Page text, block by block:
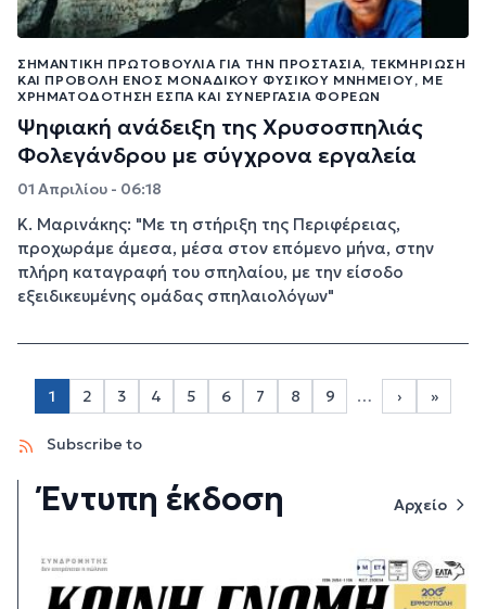
ΣΗΜΑΝΤΙΚΉ ΠΡΩΤΟΒΟΥΛΊΑ ΓΙΑ ΤΗΝ ΠΡΟΣΤΑΣΊΑ, ΤΕΚΜΗΡΊΩΣΗ
ΚΑΙ ΠΡΟΒΟΛΉ ΕΝΌΣ ΜΟΝΑΔΙΚΟΎ ΦΥΣΙΚΟΎ ΜΝΗΜΕΊΟΥ, ΜΕ
ΧΡΗΜΑΤΟΔΌΤΗΣΗ ΕΣΠΑ ΚΑΙ ΣΥΝΕΡΓΑΣΊΑ ΦΟΡΈΩΝ
Ψηφιακή ανάδειξη της Χρυσοσπηλιάς
Φολεγάνδρου με σύγχρονα εργαλεία
01 Απριλίου - 06:18
Κ. Μαρινάκης: "Με τη στήριξη της Περιφέρειας,
προχωράμε άμεσα, μέσα στον επόμενο μήνα, στην
πλήρη καταγραφή του σπηλαίου, με την είσοδο
εξειδικευμένης ομάδας σπηλαιολόγων"
Σελιδοποίηση
1 Page 2
2 Page 3
3 Page 4
4 Page 5
5 Page 6
6 Page 7
7 Page 8
8 Page 9
9 …
Next page
›
Last
»
Subscribe to
Έντυπη έκδοση Αρχείο